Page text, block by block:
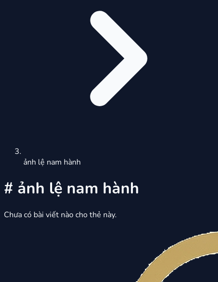
ảnh lệ nam hành
# ảnh lệ nam hành
Chưa có bài viết nào cho thẻ này.